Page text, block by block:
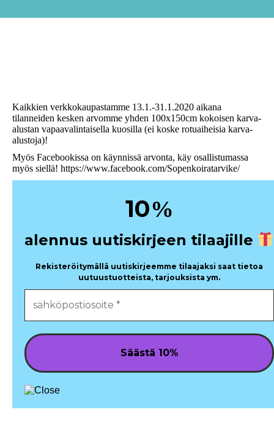
Kaikkien verkkokaupastamme 13.1.-31.1.2020 aikana
tilanneiden kesken arvomme yhden 100x150cm kokoisen karva-
alustan vapaavalintaisella kuosilla (ei koske rotuaiheisia karva-
alustoja)!
Myös Facebookissa on käynnissä arvonta, käy osallistumassa
myös siellä! https://www.facebook.com/Sopenkoiratarvike/
10%
alennus uutiskirjeen tilaajille
Rekisteröitymällä uutiskirjeemme tilaajaksi saat tietoa
uutuustuotteista, tarjouksista ym.